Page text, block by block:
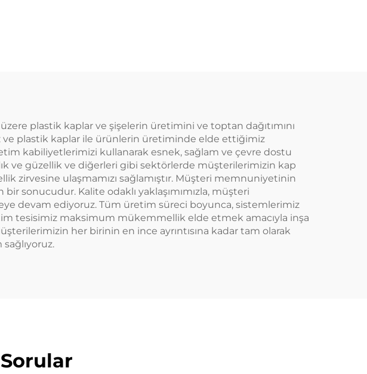
plastik kaplar ve şişelerin üretimini ve toptan dağıtımını
plastik kaplar ile ürünlerin üretiminde elde ettiğimiz
kabiliyetlerimizi kullanarak esnek, sağlam ve çevre dostu
ve güzellik ve diğerleri gibi sektörlerde müşterilerimizin kap
zirvesine ulaşmamızı sağlamıştır. Müşteri memnuniyetinin
sonucudur. Kalite odaklı yaklaşımımızla, müşteri
devam ediyoruz. Tüm üretim süreci boyunca, sistemlerimiz
tesisimiz maksimum mükemmellik elde etmek amacıyla inşa
her birinin en ince ayrıntısına kadar tam olarak